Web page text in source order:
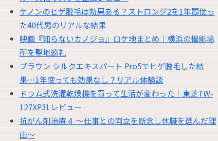
ケノンのヒゲ脱毛は効果ある？ストロング2を1年間使っ
た40代男のリアルな結果
映画『知らないカノジョ』ロケ地まとめ｜横浜の撮影場
所を聖地巡礼
ブラウン シルクエキスパート Pro5でヒゲ脱毛した結
果…1年使っても効果なし？リアル体験談
ドラム式洗濯乾燥機を買って生活が変わった｜東芝TW-
127XP3Lレビュー
抗がん剤治療４ 〜仕事との両立を断念し休職を選んだ理
由〜